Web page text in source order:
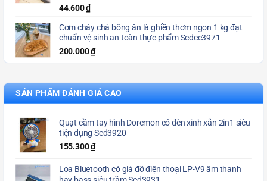
44.600₫
Cơm cháy chà bông ăn là ghiền thơm ngon 1 kg đạt
chuẩn vệ sinh an toàn thực phẩm Scdcc3971
200.000₫
SẢN PHẨM ĐÁNH GIÁ CAO
Quạt cầm tay hình Doremon có đèn xinh xắn 2in1 siêu
tiện dụng Scd3920
155.300₫
Loa Bluetooth có giá đỡ điện thoại LP-V9 âm thanh